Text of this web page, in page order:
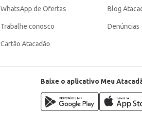
WhatsApp de Ofertas
Trabalhe conosco
Cartão Atacadão
Blog
Denúncias
Baixe o aplicativo Meu